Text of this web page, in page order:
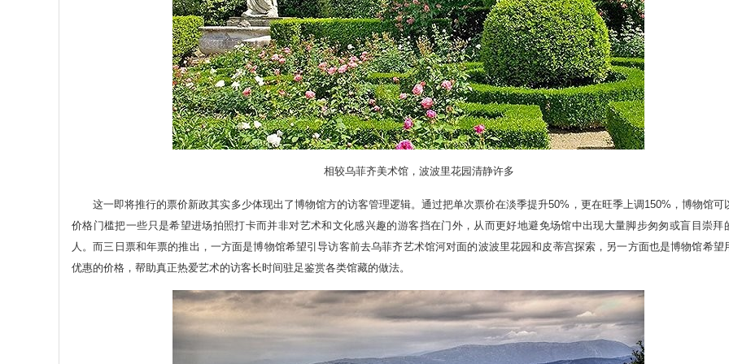
相较乌菲齐美术馆，波波里花园清静许多
这一即将推行的票价新政其实多少体现出了博物馆方的访客管理逻辑。通过把单次票价在淡季提升50%，更在旺季上调150%，博物馆可
价格门槛把一些只是希望进场拍照打卡而并非对艺术和文化感兴趣的游客挡在门外，从而更好地避免场馆中出现大量脚步匆匆或盲目崇拜
人。而三日票和年票的推出，一方面是博物馆希望引导访客前去乌菲齐艺术馆河对面的波波里花园和皮蒂宫探索，另一方面也是博物馆希望
优惠的价格，帮助真正热爱艺术的访客长时间驻足鉴赏各类馆藏的做法。